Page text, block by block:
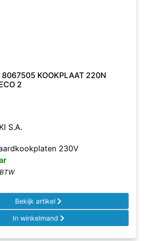
KOOKPLAAT 220N
2
S.A.
230V
Bekijk artikel
In winkelmand